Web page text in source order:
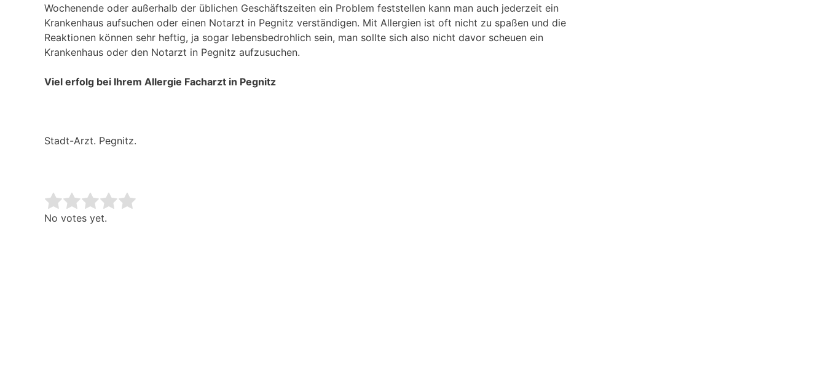
Wochenende oder außerhalb der üblichen Geschäftszeiten ein Problem feststellen kann man auch jederzeit ein
Krankenhaus aufsuchen oder einen Notarzt in Pegnitz verständigen. Mit Allergien ist oft nicht zu spaßen und die
Reaktionen können sehr heftig, ja sogar lebensbedrohlich sein, man sollte sich also nicht davor scheuen ein
Krankenhaus oder den Notarzt in Pegnitz aufzusuchen.
Viel erfolg bei Ihrem Allergie Facharzt in Pegnitz
Stadt-Arzt. Pegnitz.
Rate this item:
No votes yet.